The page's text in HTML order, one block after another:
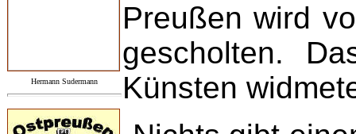
Hermann Sudermann
Preußen wird
gescholten.
Künsten